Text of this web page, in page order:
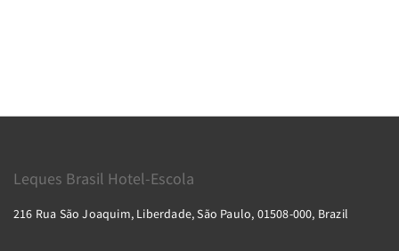
Leques Brasil Hotel-Escola
216 Rua São Joaquim, Liberdade, São Paulo, 01508-000, Brazil